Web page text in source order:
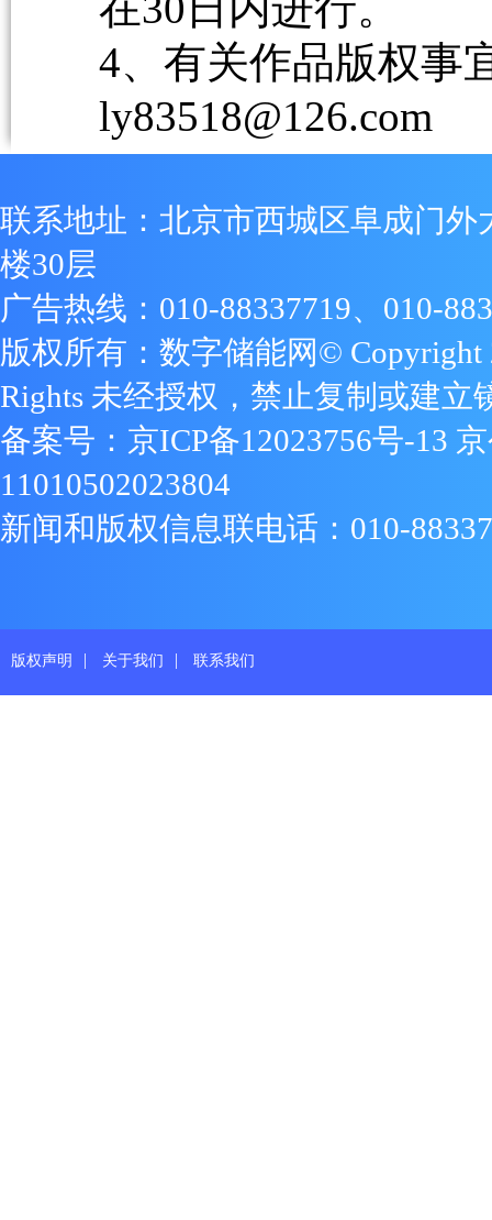
4、有关作品版权事
ly83518@126.com
联系地址：北京市西城区阜成门外
楼30层
广告热线：010-88337719、010-
版权所有：数字储能网© Copyright
Rights 未经授权，禁止复制或建立
备案号： 京ICP备12023756号-13
11010502023804
新闻和版权信息联电话：010-
版权声明 | 关于我们 | 联系我们